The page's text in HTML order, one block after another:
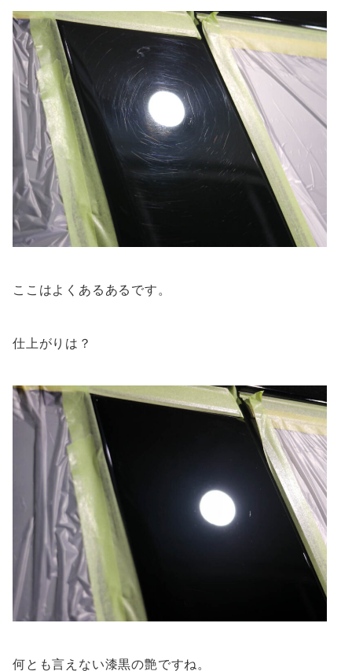
ここはよくあるあるです。
仕上がりは？
何とも言えない漆黒の艶ですね。